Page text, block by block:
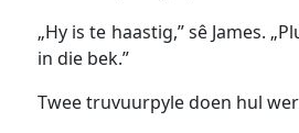
„Hy is te haastig,” sê James.
in die bek.”
Twee truvuurpyle doen hul